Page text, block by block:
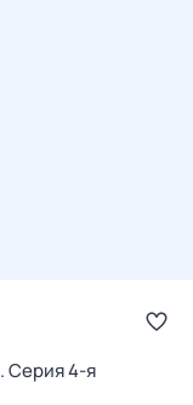
. Серия 4-я